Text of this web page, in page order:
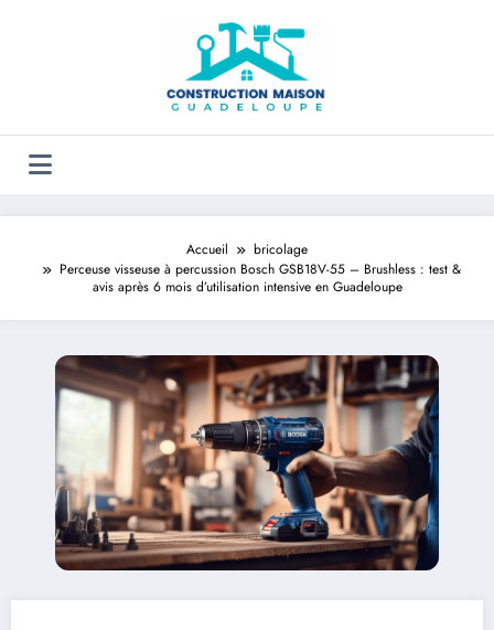
Accueil
bricolage
Perceuse visseuse à percussion Bosch GSB18V-55 – Brushless : test &
avis après 6 mois d’utilisation intensive en Guadeloupe